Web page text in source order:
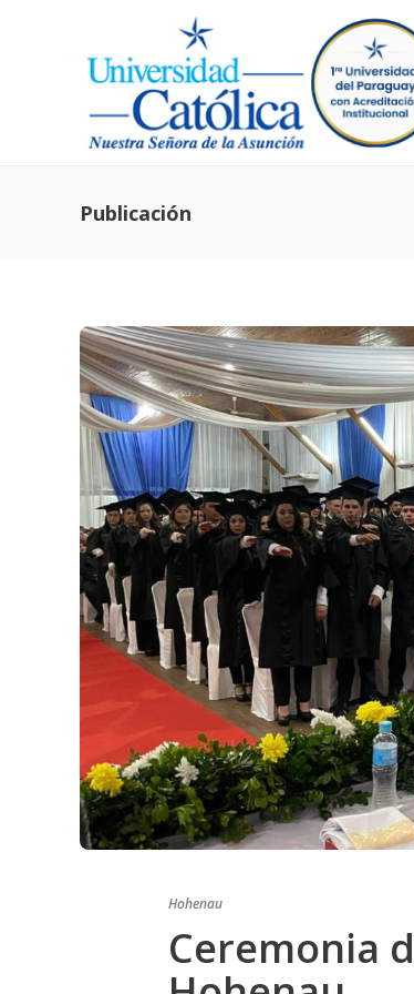
Publicación
Hohenau
Ceremonia